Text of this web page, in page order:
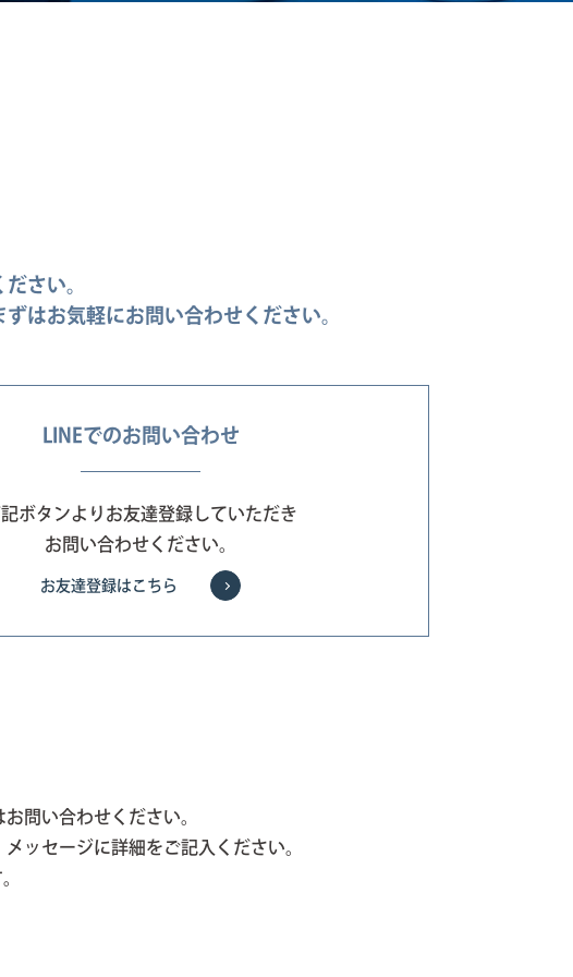
さい。
はお気軽にお問い合わせください。
LINEでのお問い合わせ
ボタンよりお友達登録していただき
お問い合わせください。
お友達登録はこちら
問い合わせください。
ッセージに詳細をご記入ください。